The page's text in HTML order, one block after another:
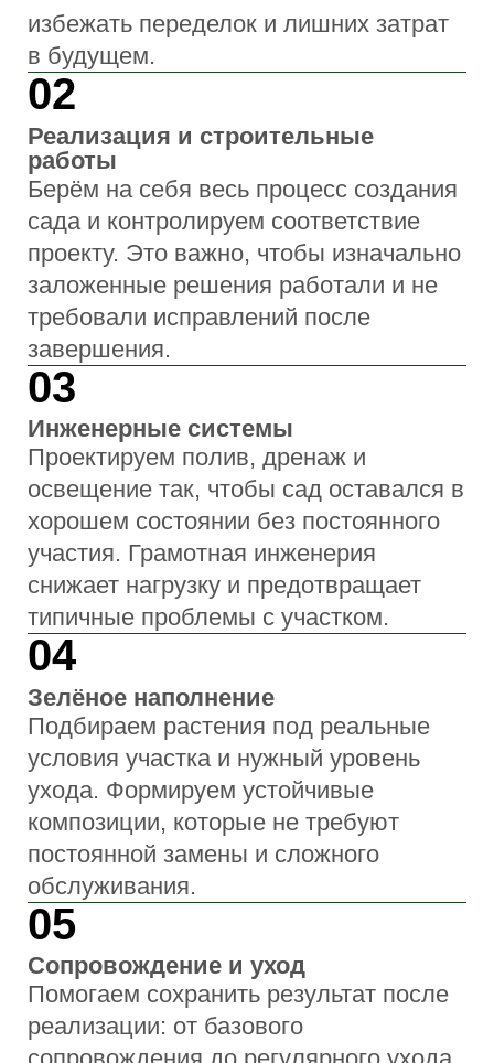
Помогаем сохранить результат после
реализации: от базового
сопровождения до регулярного ухода,
чтобы сад оставался аккуратным и
развивался без потери качества.
Процесс работы
От первого разговора до живого сада.
Каждый этап имеет значение.
Знакомство и анализ участка
Обсуждаем задачи, образ жизни и
пожелания, выезжаем на участок,
оцениваем условия, рельеф и
окружение
Концепция
и планировка
Формируем идею сада, зонирование и
стилистическое направление,
согласовываем общий подход
Разрабатываем детальный проект:
схемы, 3D-визуализацию, подбор
растений и материалов, инженерные